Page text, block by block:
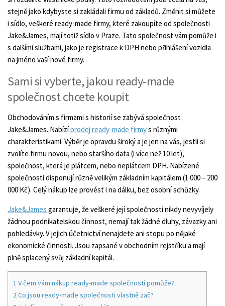
stejně jako kdybyste si zakládali firmu od základů. Změnit si můžete
i sídlo, veškeré ready-made firmy, které zakoupíte od společnosti
Jake&James, mají totiž sídlo v Praze. Tato společnost vám pomůže i
s dalšími službami, jako je registrace k DPH nebo přihlášení vozidla
na jméno vaší nové firmy.
Sami si vyberte, jakou ready-made
společnost chcete koupit
Obchodováním s firmami s historií se zabývá společnost
Jake&James. Nabízíprodej ready-made firmys různými
charakteristikami. Výběr je opravdu široký a je jen na vás, jestli si
zvolíte firmu novou, nebo staršího data (i více než 10 let),
společnost, která je plátcem, nebo neplátcem DPH. Nabízené
společnosti disponují různě velikým základním kapitálem (1 000 – 200
000 Kč). Celý nákup lze provést i na dálku, bez osobní schůzky.
Jake&James garantuje, že veškeré její společnosti nikdy nevyvíjely
žádnou podnikatelskou činnost, nemají tak žádné dluhy, závazky ani
pohledávky. V jejich účetnictví nenajdete ani stopu po nějaké
ekonomické činnosti. Jsou zapsané v obchodním rejstříku a mají
plně splacený svůj základní kapitál.
1 V čem vám nákup ready-made společnosti pomůže?
2Co jsou ready-made společnosti vlastně zač?